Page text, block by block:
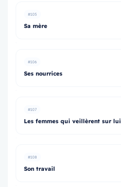
#105
Sa mère
#106
Ses nourrices
#107
Les femmes qui veillèrent sur lui
#108
Son travail